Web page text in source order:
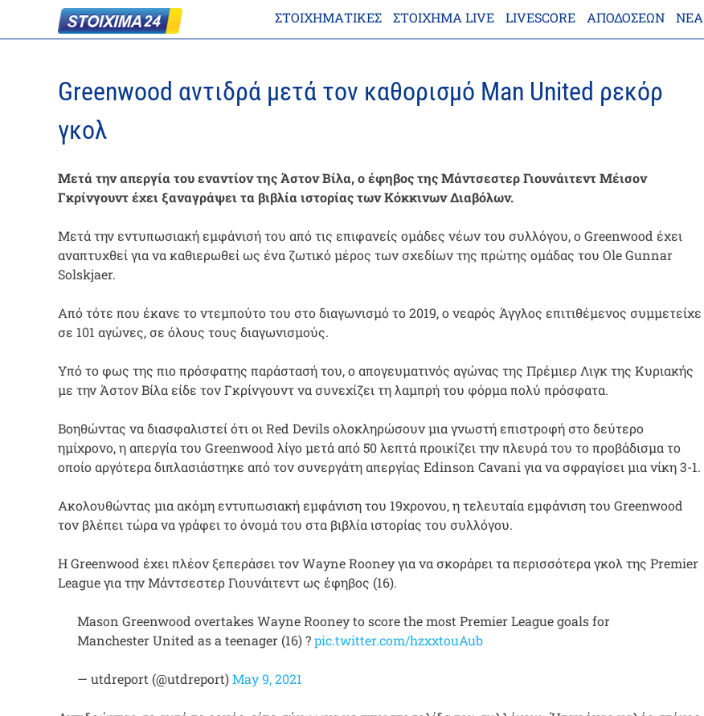
ΣΤΟΙΧΗΜΑΤΙΚΕΣ ΣΤΟΊΧΗΜΑ LIVE LIVESCORE ΑΠΟΔΌΣΕΩΝ ΝΈΑ
Greenwood αντιδρά μετά τον καθορισμό Man United ρεκόρ
γκολ
Μετά την απεργία του εναντίον της Άστον Βίλα, ο έφηβος της Μάντσεστερ Γιουνάιτεντ Μέισον
Γκρίνγουντ έχει ξαναγράψει τα βιβλία ιστορίας των Κόκκινων Διαβόλων.
Μετά την εντυπωσιακή εμφάνισή του από τις επιφανείς ομάδες νέων του συλλόγου, ο Greenwood έχει
αναπτυχθεί για να καθιερωθεί ως ένα ζωτικό μέρος των σχεδίων της πρώτης ομάδας του Ole Gunnar
Solskjaer.
Από τότε που έκανε το ντεμπούτο του στο διαγωνισμό το 2019, ο νεαρός Άγγλος επιτιθέμενος συμμετείχε
σε 101 αγώνες, σε όλους τους διαγωνισμούς.
Υπό το φως της πιο πρόσφατης παράστασή του, ο απογευματινός αγώνας της Πρέμιερ Λιγκ της Κυριακής
με την Άστον Βίλα είδε τον Γκρίνγουντ να συνεχίζει τη λαμπρή του φόρμα πολύ πρόσφατα.
Βοηθώντας να διασφαλιστεί ότι οι Red Devils ολοκληρώσουν μια γνωστή επιστροφή στο δεύτερο
ημίχρονο, η απεργία του Greenwood λίγο μετά από 50 λεπτά προικίζει την πλευρά του το προβάδισμα το
οποίο αργότερα διπλασιάστηκε από τον συνεργάτη απεργίας Edinson Cavani για να σφραγίσει μια νίκη 3-1.
Ακολουθώντας μια ακόμη εντυπωσιακή εμφάνιση του 19χρονου, η τελευταία εμφάνιση του Greenwood
τον βλέπει τώρα να γράφει το όνομά του στα βιβλία ιστορίας του συλλόγου.
Η Greenwood έχει πλέον ξεπεράσει τον Wayne Rooney για να σκοράρει τα περισσότερα γκολ της Premier
League για την Μάντσεστερ Γιουνάιτεντ ως έφηβος (16).
Mason Greenwood overtakes Wayne Rooney to score the most Premier League goals for
Manchester United as a teenager (16) ?pic.twitter.com/hzxxtouAub
— utdreport (@utdreport)May 9, 2021